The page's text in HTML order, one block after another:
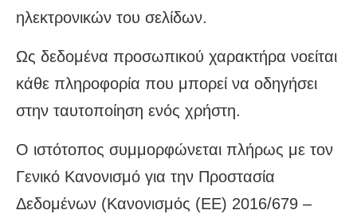
ηλεκτρονικών του σελίδων.
Ως δεδομένα προσωπικού χαρακτήρα νοείται
κάθε πληροφορία που μπορεί να οδηγήσει
στην ταυτοποίηση ενός χρήστη.
Ο ιστότοπος συμμορφώνεται πλήρως με τον
Γενικό Κανονισμό για την Προστασία
Δεδομένων (Κανονισμός (ΕΕ) 2016/679 –